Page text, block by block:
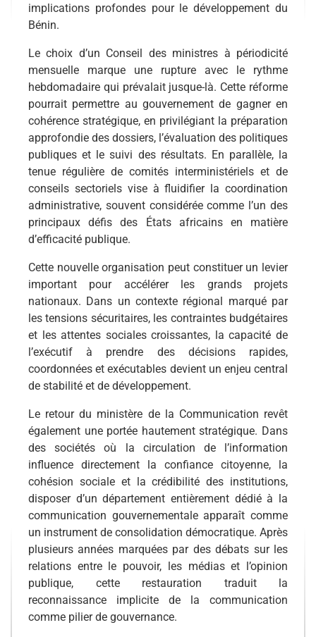
implications profondes pour le développement du
Bénin.
Le choix d’un Conseil des ministres à périodicité
mensuelle marque une rupture avec le rythme
hebdomadaire qui prévalait jusque-là. Cette réforme
pourrait permettre au gouvernement de gagner en
cohérence stratégique, en privilégiant la préparation
approfondie des dossiers, l’évaluation des politiques
publiques et le suivi des résultats. En parallèle, la
tenue régulière de comités interministériels et de
conseils sectoriels vise à fluidifier la coordination
administrative, souvent considérée comme l’un des
principaux défis des États africains en matière
d’efficacité publique.
Cette nouvelle organisation peut constituer un levier
important pour accélérer les grands projets
nationaux. Dans un contexte régional marqué par
les tensions sécuritaires, les contraintes budgétaires
et les attentes sociales croissantes, la capacité de
l’exécutif à prendre des décisions rapides,
coordonnées et exécutables devient un enjeu central
de stabilité et de développement.
Le retour du ministère de la Communication revêt
également une portée hautement stratégique. Dans
des sociétés où la circulation de l’information
influence directement la confiance citoyenne, la
cohésion sociale et la crédibilité des institutions,
disposer d’un département entièrement dédié à la
communication gouvernementale apparaît comme
un instrument de consolidation démocratique. Après
plusieurs années marquées par des débats sur les
relations entre le pouvoir, les médias et l’opinion
publique, cette restauration traduit la
reconnaissance implicite de la communication
comme pilier de gouvernance.